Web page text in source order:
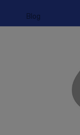
Blog